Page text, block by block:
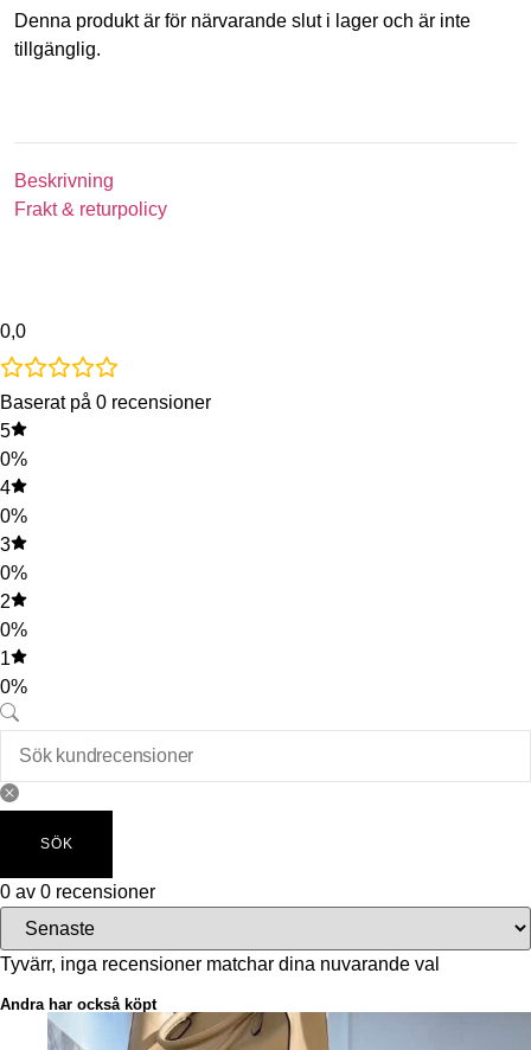
Denna produkt är för närvarande slut i lager och är inte
tillgänglig.
Beskrivning
Frakt & returpolicy
0,0
Baserat på 0 recensioner
5
0%
4
0%
3
0%
2
0%
1
0%
SÖK
0 av 0 recensioner
Tyvärr, inga recensioner matchar dina nuvarande val
Andra har också köpt